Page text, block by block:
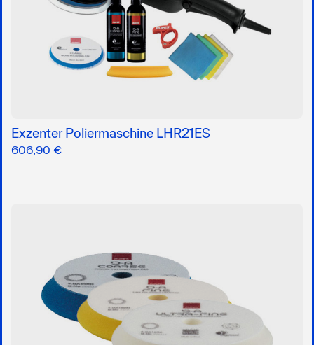
Exzenter Poliermaschine LHR21ES
606,90 €